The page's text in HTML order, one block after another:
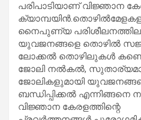
പരിപാടിയാണ് വിജ്ഞാന
നൈപുണ്യ
യുവജനങ്ങളെ തൊഴിൽ
ലോക്കൽ തൊഴിലുകൾ
ജോലി നൽകൽ,
ജോലികളുമായി
ബന്ധിപ്പിക്കൽ എന്നിങ്ങനെ
വിജ്ഞാന കേരളത്തിന്റെ